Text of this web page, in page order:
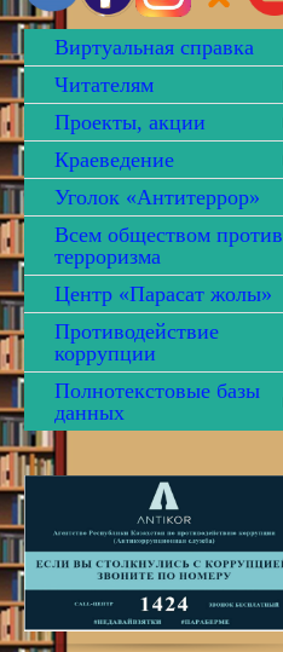
Виртуальная справка
Читателям
Проекты, акции
Краеведение
Уголок «Антитеррор»
Всем обществом против
терроризма
Центр «Парасат жолы»
Противодействие
коррупции
Полнотекстовые базы
данных